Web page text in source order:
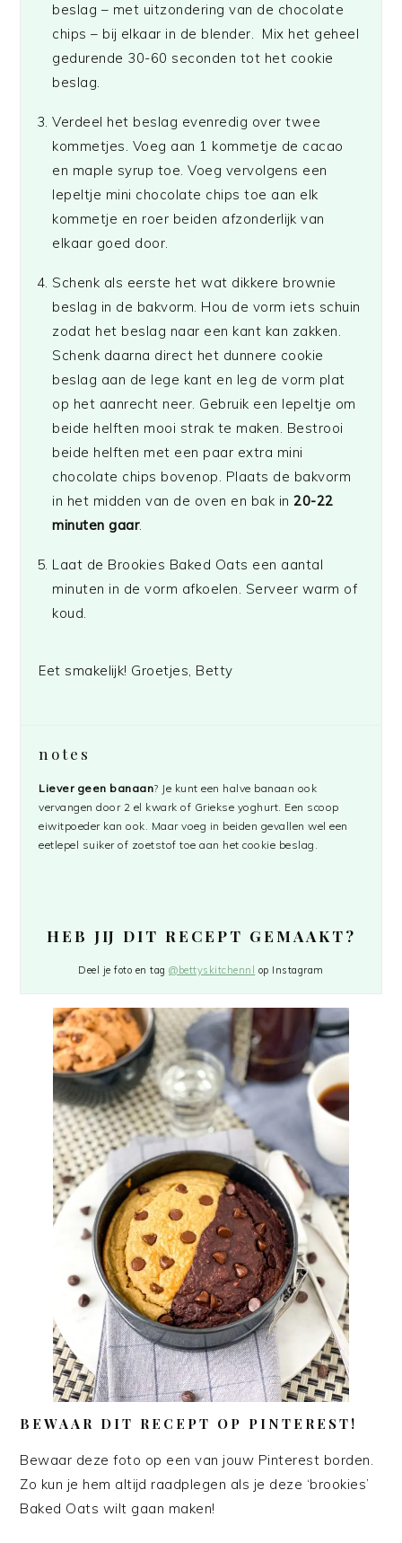
beslag – met uitzondering van de chocolate
chips – bij elkaar in de blender. Mix het geheel
gedurende 30-60 seconden tot het cookie
beslag.
Verdeel het beslag evenredig over twee
kommetjes. Voeg aan 1 kommetje de cacao
en maple syrup toe. Voeg vervolgens een
lepeltje mini chocolate chips toe aan elk
kommetje en roer beiden afzonderlijk van
elkaar goed door.
Schenk als eerste het wat dikkere brownie
beslag in de bakvorm. Hou de vorm iets schuin
zodat het beslag naar een kant kan zakken.
Schenk daarna direct het dunnere cookie
beslag aan de lege kant en leg de vorm plat
op het aanrecht neer. Gebruik een lepeltje om
beide helften mooi strak te maken. Bestrooi
beide helften met een paar extra mini
chocolate chips bovenop. Plaats de bakvorm
in het midden van de oven en bak in20-22
minuten gaar.
Laat de Brookies Baked Oats een aantal
minuten in de vorm afkoelen. Serveer warm of
koud.
Eet smakelijk! Groetjes, Betty
notes
Liever geen banaan? Je kunt een halve banaan ook
vervangen door 2 el kwark of Griekse yoghurt. Een scoop
eiwitpoeder kan ook. Maar voeg in beiden gevallen wel een
eetlepel suiker of zoetstof toe aan het cookie beslag.
HEB JIJ DIT RECEPT GEMAAKT?
Deel je foto en tag@bettyskitchennl op Instagram
BEWAAR DIT RECEPT OP PINTEREST!
Bewaar deze foto op een van jouw Pinterest borden.
Zo kun je hem altijd raadplegen als je deze ‘brookies’
Baked Oats wilt gaan maken!